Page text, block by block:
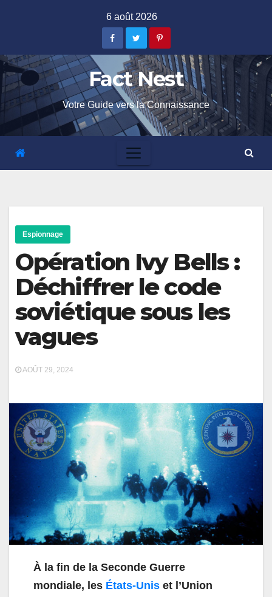
6 août 2026
Fact Nest
Votre Guide vers la Connaissance
Espionnage
Opération Ivy Bells :
Déchiffrer le code
soviétique sous les
vagues
AOÛT 29, 2024
À la fin de la Seconde Guerre
mondiale, les États-Unis et l’Union